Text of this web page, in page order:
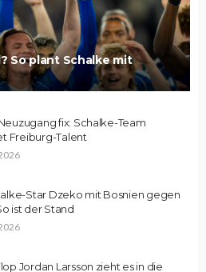
So plant Schalke mit
fix: Schalke-Team
Freiburg-Talent
Star Dzeko mit Bosnien gegen
ist der Stand
Jordan Larsson zieht es in die